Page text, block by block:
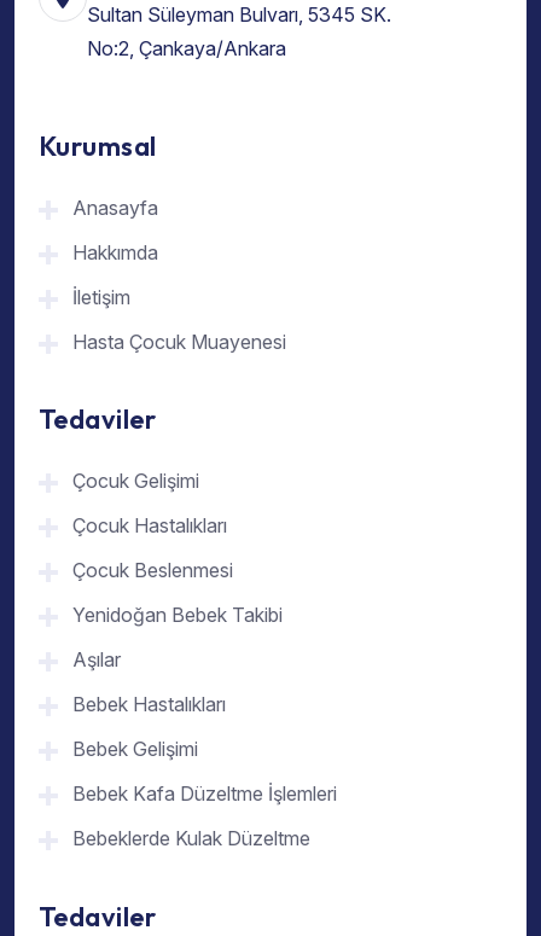
Sultan Süleyman Bulvarı, 5345 SK.
No:2, Çankaya/Ankara
Kurumsal
Anasayfa
Hakkımda
İletişim
Hasta Çocuk Muayenesi
Tedaviler
Çocuk Gelişimi
Çocuk Hastalıkları
Çocuk Beslenmesi
Yenidoğan Bebek Takibi
Aşılar
Bebek Hastalıkları
Bebek Gelişimi
Bebek Kafa Düzeltme İşlemleri
Bebeklerde Kulak Düzeltme
Tedaviler